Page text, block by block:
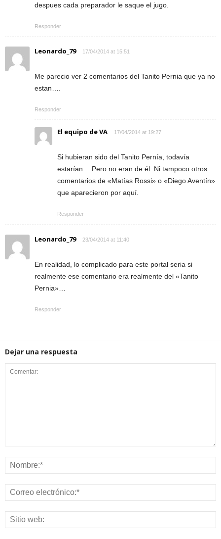
despues cada preparador le saque el jugo.
Responder
Leonardo_79 17/04/2014 at 15:51
Me parecio ver 2 comentarios del Tanito Pernia que ya no
estan….
Responder
El equipo de VA 17/04/2014 at 19:27
Si hubieran sido del Tanito Pernía, todavía
estarían… Pero no eran de él. Ni tampoco otros
comentarios de «Matías Rossi» o «Diego Aventín»
que aparecieron por aquí.
Responder
Leonardo_79 23/04/2014 at 11:40
En realidad, lo complicado para este portal seria si
realmente ese comentario era realmente del «Tanito
Pernia»…
Responder
Dejar una respuesta